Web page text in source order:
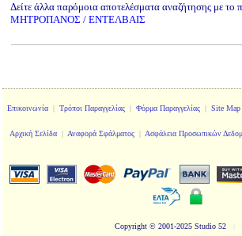
Δείτε άλλα παρόμοια αποτελέσματα αναζήτησης με το
ΜΗΤΡΟΠΑΝΟΣ / ΕΝΤΕΛΒΑΙΣ
Επικοινωνία| Τρόποι Παραγγελίας| Φόρμα Παραγγελίας| Site Map
Αρχική Σελίδα | Αναφορά Σφάλματος | Ασφάλεια Προσωπικών
Copyright © 2001-2025 Studio 52